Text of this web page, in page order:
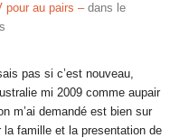
pour au pairs –dans le
pas si c’est nouveau,
mi 2009 comme aupair
m’ai demandé est bien sur
famille et la presentation de